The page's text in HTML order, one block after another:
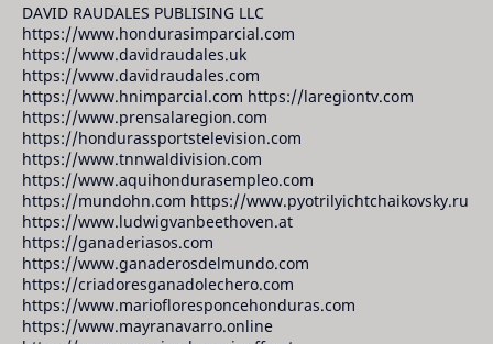
DAVID RAUDALES PUBLISING LLC
https://www.hondurasimparcial.com
https://www.davidraudales.uk
https://www.davidraudales.com
https://www.hnimparcial.com https://laregiontv.com
https://www.prensalaregion.com
https://hondurassportstelevision.com
https://www.tnnwaldivision.com
https://www.aquihondurasempleo.com
https://mundohn.com https://www.pyotrilyichtchaikovsky.ru
https://www.ludwigvanbeethoven.at
https://ganaderiasos.com
https://www.ganaderosdelmundo.com
https://criadoresganadolechero.com
https://www.mariofloresponcehonduras.com
https://www.mayranavarro.online